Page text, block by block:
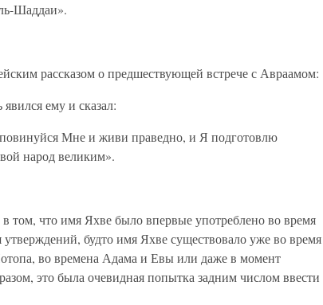
Шаддаи».
рассказом о предшествующей встрече с Авраамом:
ему и сказал:
Мне и живи праведно, и Я подготовлю
народ великим».
том, что имя Яхве было впервые употреблено во время
будто имя Яхве существовало уже во время
во времена Адама и Евы или даже в момент
это была очевидная попытка задним числом ввести